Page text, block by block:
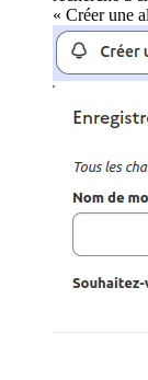
« Créer une